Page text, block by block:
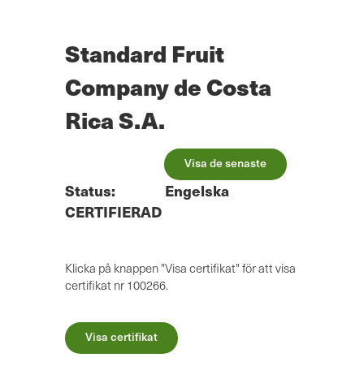
Standard Fruit
Company de Costa
Rica S.A.
Visa de senaste
Status:
CERTIFIERAD
Engelska
Klicka på knappen "Visa certifikat" för att visa
certifikat nr 100266.
Visa certifikat